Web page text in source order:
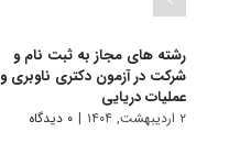
رشته های مجاز به ثبت نام و
شرکت در آزمون دکتری ناوبری و
عملیات دریایی
۲ اردیبهشت, ۱۴۰۴ | ۰ دیدگاه